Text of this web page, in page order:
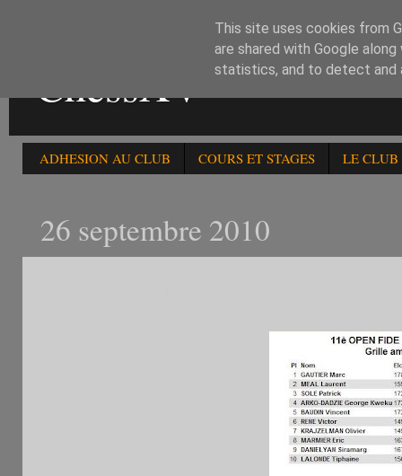
ChessXV
ADHESION AU CLUB COURS ET STAGES LE CLUB
26 septembre 2010
This site uses cookies from
are shared with Google
statistics, and to detect and